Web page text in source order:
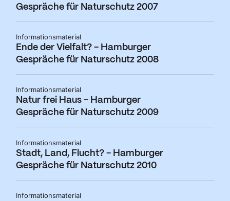
Gespräche für Naturschutz 2007
Informationsmaterial
Ende der Vielfalt? - Hamburger
Gespräche für Naturschutz 2008
Informationsmaterial
Natur frei Haus - Hamburger
Gespräche für Naturschutz 2009
Informationsmaterial
Stadt, Land, Flucht? - Hamburger
Gespräche für Naturschutz 2010
Informationsmaterial